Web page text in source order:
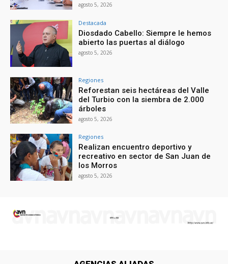
agosto 5, 2026
Destacada
Diosdado Cabello: Siempre le hemos
abierto las puertas al diálogo
agosto 5, 2026
Regiones
Reforestan seis hectáreas del Valle
del Turbio con la siembra de 2.000
árboles
agosto 5, 2026
Regiones
Realizan encuentro deportivo y
recreativo en sector de San Juan de
los Morros
agosto 5, 2026